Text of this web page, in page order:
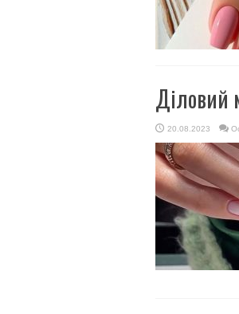
Діловий
20.08.2023